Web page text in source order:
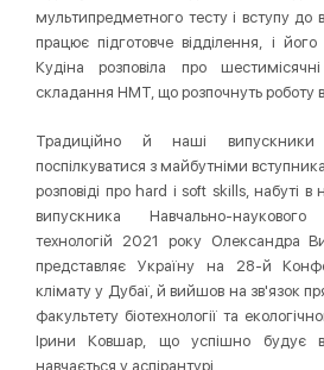
мультипредметного тесту і вступу
працює підготовче відділення, і
Кудіна розповіла про
складання НМТ, що розпочнуть роботу в
Традиційно й наші випускники
поспілкуватися з майбутніми
розповіді про hard і soft skills, набуті в
випускника Навчально-
технологій 2021 року Олександра
представляє Україну на 28-й
клімату у Дубаї, й вийшов на зв'язок
факультету біотехнології та
Ірини Ковшар, що успішно будує
навчається у аспірантурі.